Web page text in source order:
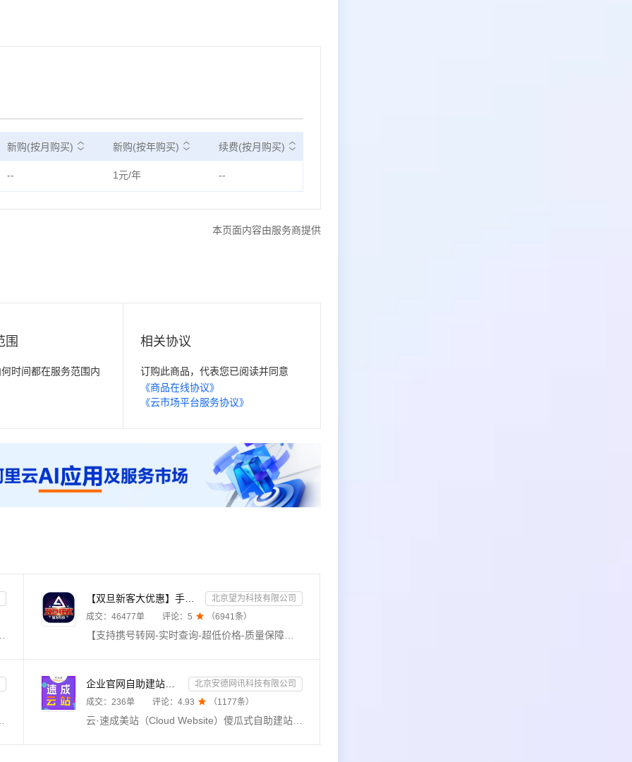
新购(按月购买) 新购(按年购买) 续费(按月购买)
-- 1元/年 --
本页面内容由服务商提供
围
时间都在服务范围内
相关协议
订购此商品，代表您已阅读并同意
《商品在线协议》
《云市场平台服务协议》
】《短信营销、身份证实名认证、手机三要素实名认证、银行卡二、三、四要素实名认证》，点击右侧服务商进入店铺查看。
【双旦新客大优惠】手机二要素-手机三要素查询-手机三-手机实名认证-手机二要素-手机三要素查询
北京望为科技有限公司
成交： 46477单 评论： 5  （6941条）
【支持携号转网-实时查询-超低价格-质量保障放心用-售前技术支持-售后业务服务-我们只做金牌服务】手机三要素接口通过比对姓名、身份证号、手机号的一致性，核验用户身份信息的真伪。可同时使用手机三要素实名接口与手机二要素实名接口。【手机三要素实名认证-运营商实名认证-手机三要素-手机二要素实名-手机二要素-手机三要素核验-手机三要素-手机二要素-手机三要素-手机二要素-手机三要素-手机三要素】
官网同步更新数据，及时提供物流最新状态。【注：中通/顺丰/跨越查询，需上传手机号后4位！
企业官网自助建站系统 模板建站 网站模板 官网设计制作-速成云站
北京安德网讯科技有限公司
成交： 236单 评论： 4.93  （1177条）
云·速成美站（Cloud Website）傻瓜式自助建站系统，手机站+电脑站+微信公众号一体化管理，拖拽式设计，不用懂代码，预设百余行业1000余套企业网站模板自由切换，一站式服务，全程客服跟踪服务；模板选择地址：aliyun.010123456.com；24小时热线：4009030002转13931